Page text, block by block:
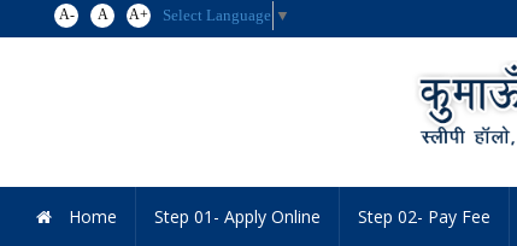
A- A A+ Select Language ▼
Home Step 01- Apply Online Step 02- Pay Fee